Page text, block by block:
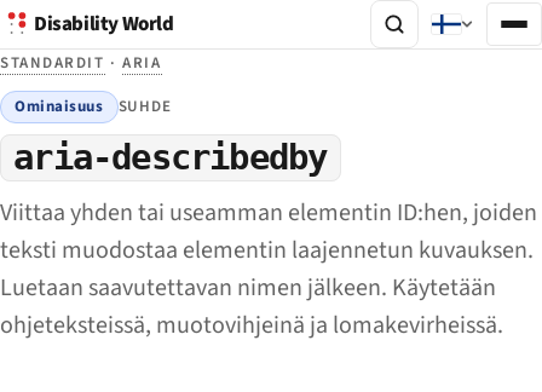
Disability World
STANDARDIT ·ARIA
Ominaisuus SUHDE
aria-describedby
Viittaa yhden tai useamman elementin ID:hen, joiden
teksti muodostaa elementin laajennetun kuvauksen.
Luetaan saavutettavan nimen jälkeen. Käytetään
ohjeteksteissä, muotovihjeinä ja lomakevirheissä.